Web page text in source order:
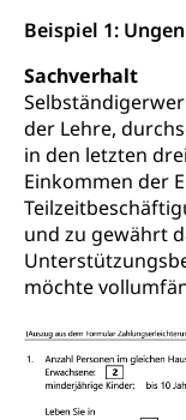
Beispiel 1:
Sachverhalt
der Lehre,
in den letzten
Einkommen der
und zu gewährt
möchte